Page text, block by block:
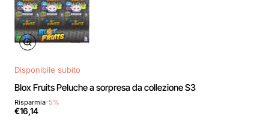
Disponibile subito
Blox Fruits Peluche a sorpresa da collezione S3
Risparmia-5%
€16,14